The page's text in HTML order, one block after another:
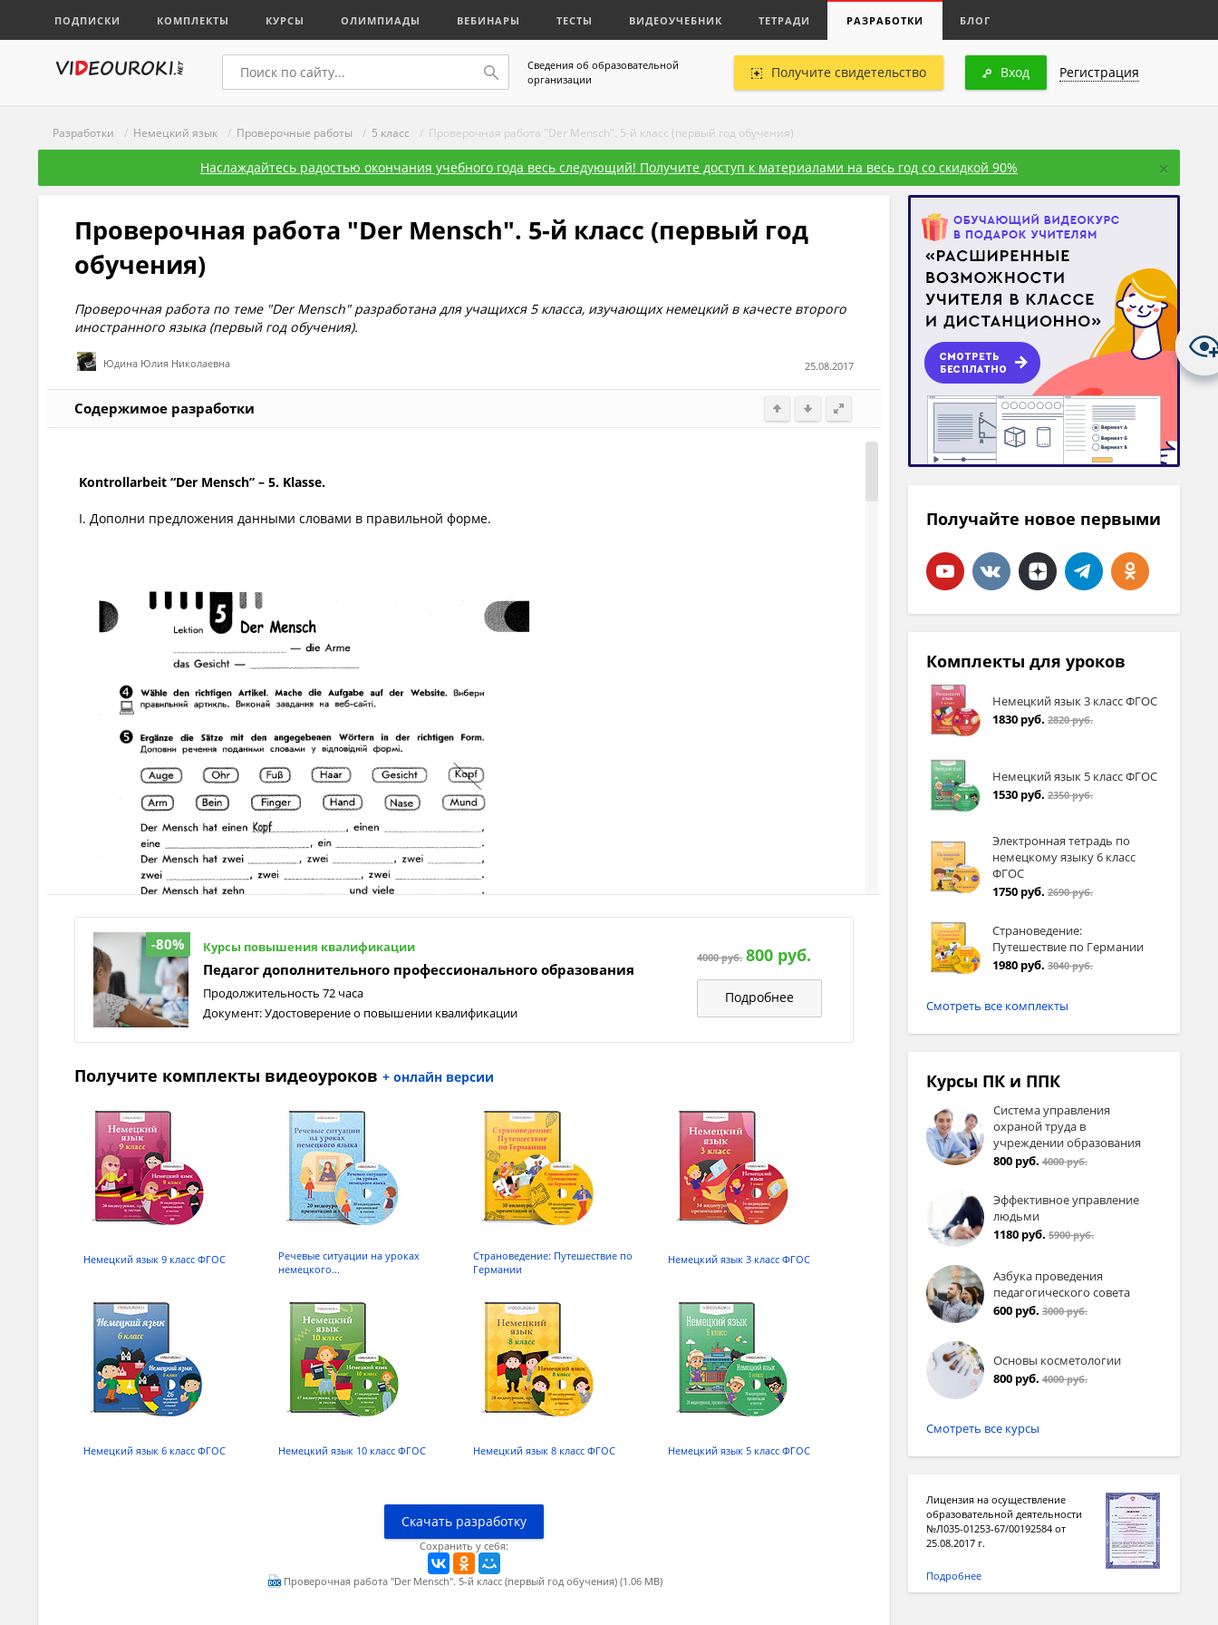
ПОДПИСКИ КОМПЛЕКТЫ КУРСЫ ОЛИМПИАДЫ ВЕБИНАРЫ ТЕСТЫ ВИДЕОУЧЕБНИК ТЕТРАДИ РАЗРАБОТКИ БЛОГ
Сведения об образовательной
организации
Получите свидетельство Вход Регистрация
Разработки / Немецкий язык / Проверочные работы / 5 класс / Проверочная работа "Der Mensch". 5-й класс (первый год обучения)
Наслаждайтесь радостью окончания учебного года весь следующий! Получите доступ к материалами на весь год со скидкой 90% ×
Проверочная работа "Der Mensch". 5-й класс (первый год
обучения)
Проверочная работа по теме "Der Mensch" разработана для учащихся 5 класса, изучающих немецкий в качесте второго
иностранного языка (первый год обучения).
Юдина Юлия Николаевна 25.08.2017
Содержимое разработки
Kontrollarbeit “Der Mensch” – 5. Klasse.
I. Дополни предложения данными словами в правильной форме.
die Haare – lang, …
das Gesicht
der Mund
-80% Курсы повышения квалификации
Педагог дополнительного профессионального образования
Продолжительность 72 часа
Документ: Удостоверение о повышении квалификации
4000 руб. 800 руб.
Подробнее
Получите комплекты видеоуроков + онлайн версии
Немецкий язык 9 класс ФГОС
Речевые ситуации на уроках
немецкого...
Страноведение: Путешествие по
Германии
Немецкий язык 3 класс ФГОС
Немецкий язык 6 класс ФГОС Немецкий язык 10 класс ФГОС Немецкий язык 8 класс ФГОС Немецкий язык 5 класс ФГОС
Скачать разработку
Сохранить у себя:
Проверочная работа "Der Mensch". 5-й класс (первый год обучения) (1.06 MB)
Получайте новое первыми
Комплекты для уроков
Немецкий язык 3 класс ФГОС
1830 руб. 2820 руб.
Немецкий язык 5 класс ФГОС
1530 руб. 2350 руб.
Электронная тетрадь по
немецкому языку 6 класс
ФГОС
1750 руб. 2690 руб.
Страноведение:
Путешествие по Германии
1980 руб. 3040 руб.
Смотреть все комплекты
Курсы ПК и ППК
Система управления
охраной труда в
учреждении образования
800 руб. 4000 руб.
Эффективное управление
людьми
1180 руб. 5900 руб.
Азбука проведения
педагогического совета
600 руб. 3000 руб.
Основы косметологии
800 руб. 4000 руб.
Смотреть все курсы
Лицензия на осуществление
образовательной деятельности
№Л035-01253-67/00192584 от
25.08.2017 г.
Подробнее